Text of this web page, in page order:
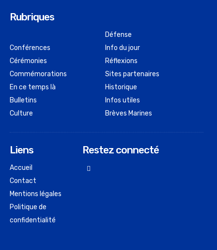
Rubriques
Conférences
Cérémonies
Commémorations
En ce temps là
Bulletins
Culture
Défense
Info du jour
Réflexions
Sites partenaires
Historique
Infos utiles
Brèves Marines
Liens
Accueil
Contact
Mentions légales
Politique de
confidentialité
Restez connecté